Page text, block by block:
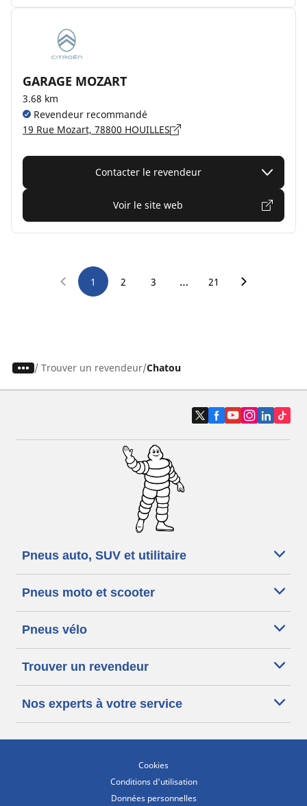
GARAGE MOZART
3.68 km
Revendeur recommandé
19 Rue Mozart, 78800 HOUILLES
Contacter le revendeur
Voir le site web
1 2 3 … 21
/ Trouver un revendeur Chatou
Pneus auto, SUV et utilitaire
Pneus moto et scooter
Pneus vélo
Trouver un revendeur
Nos experts à votre service
Cookies
Conditions d'utilisation
Données personnelles